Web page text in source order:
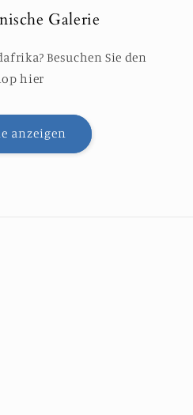
Galerie
Besuchen Sie den
hier
anzeigen